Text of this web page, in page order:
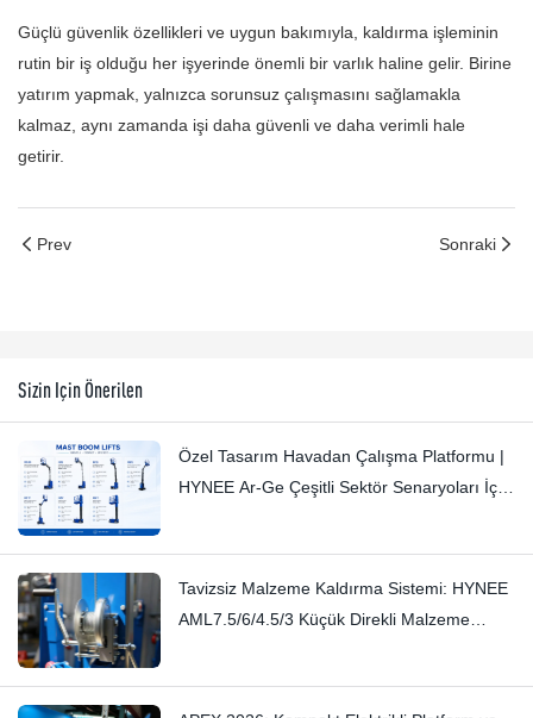
Güçlü güvenlik özellikleri ve uygun bakımıyla, kaldırma işleminin
rutin bir iş olduğu her işyerinde önemli bir varlık haline gelir. Birine
yatırım yapmak, yalnızca sorunsuz çalışmasını sağlamakla
kalmaz, aynı zamanda işi daha güvenli ve daha verimli hale
getirir.
Prev Sonraki
Sizin Için Önerilen
Özel Tasarım Havadan Çalışma Platformu |
HYNEE Ar-Ge Çeşitli Sektör Senaryoları İçin
Tavizsiz Malzeme Kaldırma Sistemi: HYNEE
AML7.5/6/4.5/3 Küçük Direkli Malzeme